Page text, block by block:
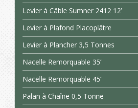
Levier à Câble Sumner 2412 12’
Levier à Plafond Placoplâtre
Levier à Plancher 3,5 Tonnes
Nacelle Remorquable 35’
Nacelle Remorquable 45’
Palan à Chaîne 0,5 Tonne